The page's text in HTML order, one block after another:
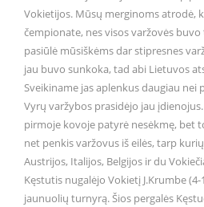
Vokietijos. Mūsų merginoms atrodė,
čempionate, nes visos varžovės
pasiūlė mūsiškėms dar stipresnes
jau buvo sunkoka, tad abi Lietuvos
Sveikiname jas aplenkus daugiau nei
Vyrų varžybos prasidėjo jau
pirmoje kovoje patyrė nesėkmę, bet
net penkis varžovus iš eilės, tarp
Austrijos, Italijos, Belgijos ir du
Kęstutis nugalėjo Vokietį J.Krumbe
jaunuolių turnyrą. Šios pergalės